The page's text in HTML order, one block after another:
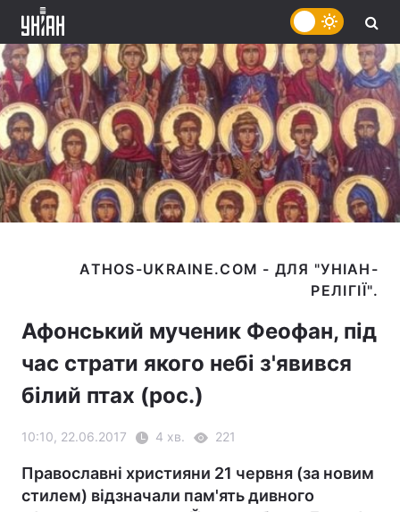
ATHOS-UKRAINE.COM - ДЛЯ "УНІАН-
Афонський мученик Феофан, під
час страти якого небі з'явився
білий птах (рос.)
10:10, 22.06.2017 4 хв. 221
Православні християни 21 червня (за новим
стилем) відзначали пам'ять дивного